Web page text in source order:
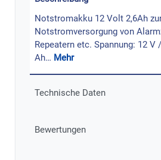
Notstromakku 12 Volt 2,6Ah
Notstromversorgung von
Repeatern etc. Spannung: 12 V
Ah… Mehr
Technische Daten
Bewertungen